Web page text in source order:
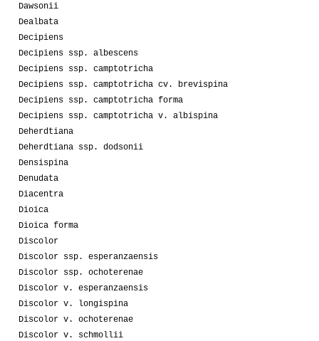
Dawsonii
Dealbata
Decipiens
Decipiens ssp. albescens
Decipiens ssp. camptotricha
Decipiens ssp. camptotricha cv. brevispina
Decipiens ssp. camptotricha forma
Decipiens ssp. camptotricha v. albispina
Deherdtiana
Deherdtiana ssp. dodsonii
Densispina
Denudata
Diacentra
Dioica
Dioica forma
Discolor
Discolor ssp. esperanzaensis
Discolor ssp. ochoterenae
Discolor v. esperanzaensis
Discolor v. longispina
Discolor v. ochoterenae
Discolor v. schmollii